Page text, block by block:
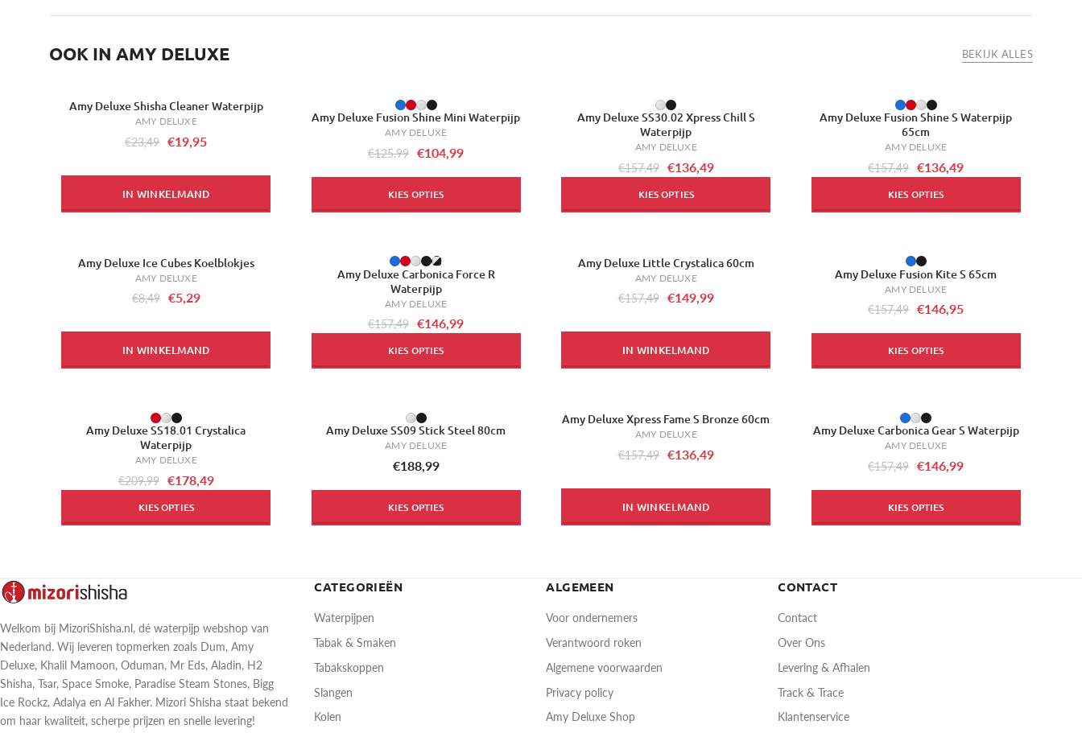
OOK IN AMY DELUXE BEKIJK ALLES
-15%
Amy Deluxe Shisha Cleaner Waterpijp
AMY DELUXE
€23,49 €19,95
IN WINKELMAND
Amy Deluxe Fusion Shine Mini Waterpijp
AMY DELUXE
€125,99 €104,99
KIES OPTIES
Amy Deluxe SS30.02 Xpress Chill S
Waterpijp
AMY DELUXE
€157,49 €136,49
KIES OPTIES
Amy Deluxe Fusion Shine S Waterpijp
65cm
AMY DELUXE
€157,49 €136,49
KIES OPTIES
-38%Amy Deluxe Ice Cubes Koelblokjes
AMY DELUXE
€8,49 €5,29
IN WINKELMAND
Amy Deluxe Carbonica Force R
Waterpijp
AMY DELUXE
€157,49 €146,99
KIES OPTIES
-5%Amy Deluxe Little Crystalica 60cm
AMY DELUXE
€157,49 €149,99
IN WINKELMAND
Amy Deluxe Fusion Kite S 65cm
AMY DELUXE
€157,49 €146,95
KIES OPTIES
Amy Deluxe SS18.01 Crystalica
Waterpijp
AMY DELUXE
€209,99 €178,49
KIES OPTIES
Amy Deluxe SS09 Stick Steel 80cm
AMY DELUXE
€188,99
KIES OPTIES
-13%
Amy Deluxe Xpress Fame S Bronze 60cm
AMY DELUXE
€157,49 €136,49
IN WINKELMAND
Amy Deluxe Carbonica Gear S Waterpijp
AMY DELUXE
€157,49 €146,99
KIES OPTIES
CATEGORIEËN
Waterpijpen
Tabak & Smaken
Tabakskoppen
Slangen
Kolen
ALGEMEEN
Voor ondernemers
Verantwoord roken
Algemene voorwaarden
Privacy policy
Amy Deluxe Shop
CONTACT
Contact
Over Ons
Levering & Afhalen
Track & Trace
Klantenservice
Welkom bij MizoriShisha.nl, dé waterpijp webshop van
Nederland. Wij leveren topmerken zoals Dum, Amy
Deluxe, Khalil Mamoon, Oduman, Mr Eds, Aladin, H2
Shisha, Tsar, Space Smoke, Paradise Steam Stones, Bigg
Ice Rockz, Adalya en Al Fakher. Mizori Shisha staat bekend
om haar kwaliteit, scherpe prijzen en snelle levering!